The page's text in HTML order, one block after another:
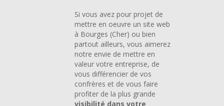
Si vous avez pour projet de
mettre en oeuvre un site web
à Bourges (Cher) ou bien
partout ailleurs, vous aimerez
notre envie de mettre en
valeur votre entreprise, de
vous différencier de vos
confrères et de vous faire
profiter de la plus grande
visibilité dans votre